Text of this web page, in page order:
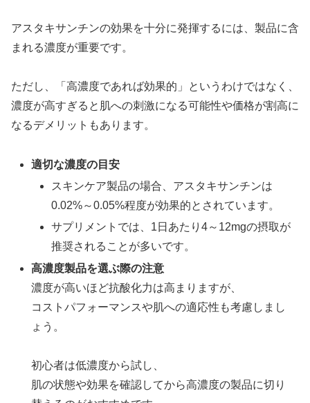
アスタキサンチンの効果を十分に発揮するには、製品に含
まれる濃度が重要です。
ただし、「高濃度であれば効果的」というわけではなく、
濃度が高すぎると肌への刺激になる可能性や価格が割高に
なるデメリットもあります。
適切な濃度の目安
スキンケア製品の場合、アスタキサンチンは
0.02%～0.05%程度が効果的とされています。
サプリメントでは、1日あたり4～12mgの摂取が
推奨されることが多いです。
高濃度製品を選ぶ際の注意
濃度が高いほど抗酸化力は高まりますが、
コストパフォーマンスや肌への適応性も考慮しまし
ょう。
初心者は低濃度から試し、
肌の状態や効果を確認してから高濃度の製品に切り